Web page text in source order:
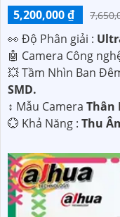
5,200,000 ₫
️👀 Độ Phân giải :
🤖️ Camera Công
💥 Tầm Nhìn Ban
SMD.
↕️ Mẫu Camera Thân
️💮 Khả Năng : Thu